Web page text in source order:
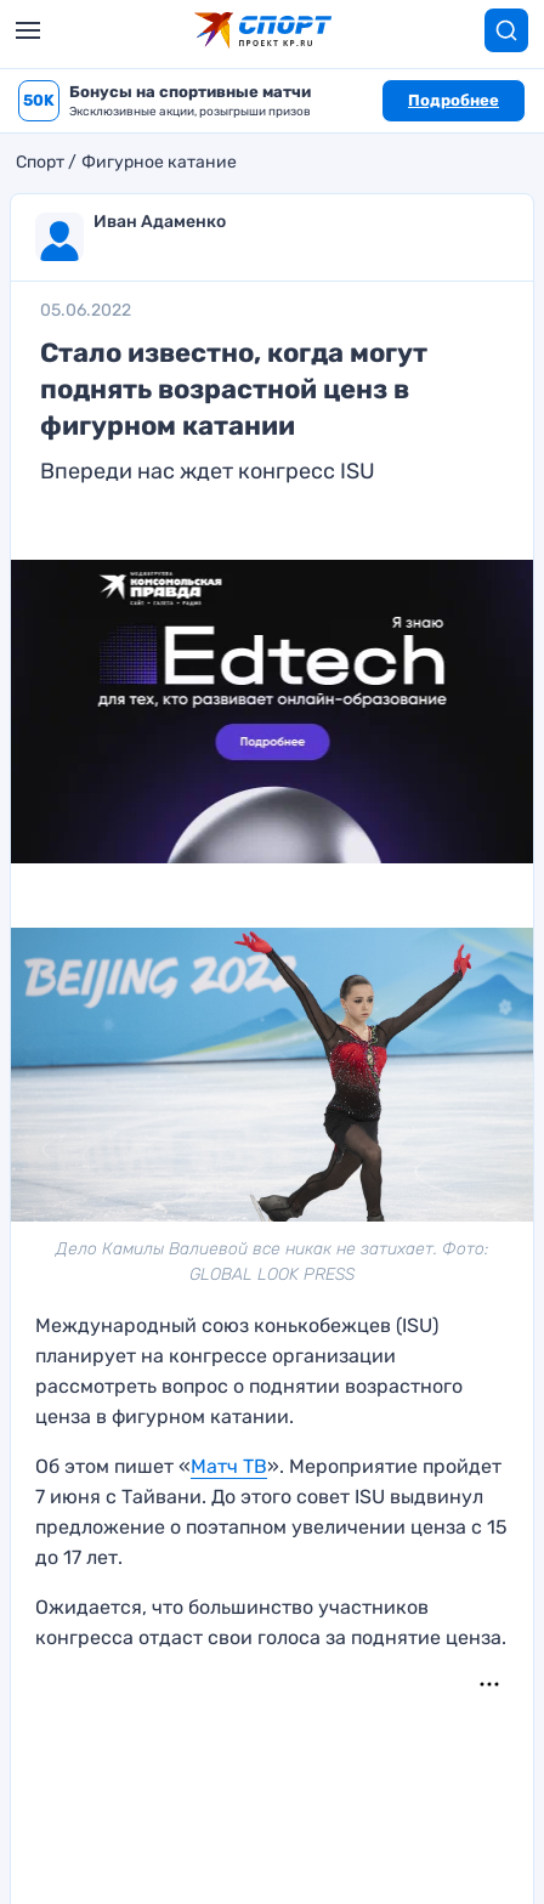
50K Бонусы на спортивные матчи
Эксклюзивные акции, розыгрыши призов
Подробнее
Спорт Фигурное катание
Иван Адаменко
05.06.2022
Стало известно, когда могут
поднять возрастной ценз в
фигурном катании
Впереди нас ждет конгресс ISU
Дело Камилы Валиевой все никак не затихает. Фото:
GLOBAL LOOK PRESS
Международный союз конькобежцев (ISU)
планирует на конгрессе организации
рассмотреть вопрос о поднятии возрастного
ценза в фигурном катании.
Об этом пишет «Матч ТВ». Мероприятие пройдет
7 июня с Тайвани. До этого совет ISU выдвинул
предложение о поэтапном увеличении ценза с 15
до 17 лет.
Ожидается, что большинство участников
конгресса отдаст свои голоса за поднятие ценза.